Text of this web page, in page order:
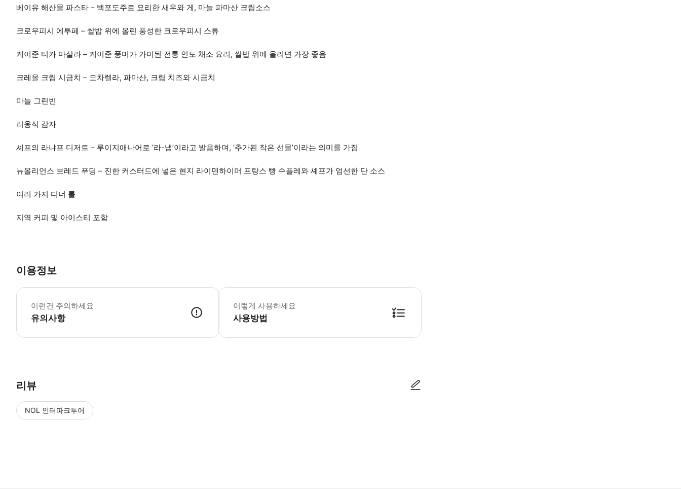
베이유 해산물 파스타 – 백포도주로 요리한 새우와 게, 마늘 파마산 크림소스
크로우피시 에투페 – 쌀밥 위에 올린 풍성한 크로우피시 스튜
케이준 티카 마살라 – 케이준 풍미가 가미된 전통 인도 채소 요리, 쌀밥 위에 올리면 가장 좋음
크레올 크림 시금치 – 모차렐라, 파마산, 크림 치즈와 시금치
마늘 그린빈
리옹식 감자
셰프의 라냐프 디저트 – 루이지애나어로 ‘라-냅’이라고 발음하며, ‘추가된 작은 선물’이라는 의미를 가짐
뉴올리언스 브레드 푸딩 – 진한 커스터드에 넣은 현지 라이덴하이머 프랑스 빵 수플레와 셰프가 엄선한 단 소스
여러 가지 디너 롤
지역 커피 및 아이스티 포함
이용정보
이런건 주의하세요
유의사항
탑승은 출항 1시간 전에 시작됩니다. 메뉴는 상황에 따라 변경될 수 있습니다. 드레스 코드는 캐주얼이지만, 원하는 만큼 멋지게 차려입어도 좋습니다! 실
이렇게 사용하세요
사용방법
리뷰
NOL 인터파크투어